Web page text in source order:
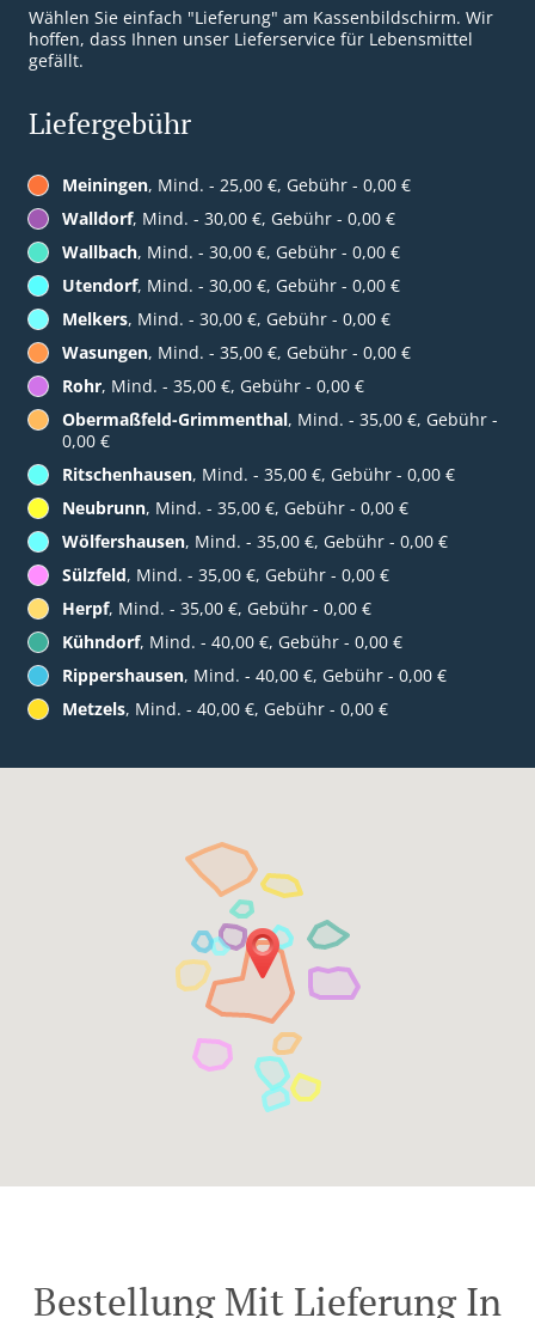
Wählen Sie einfach "Lieferung" am Kassenbildschirm. Wir
hoffen, dass Ihnen unser Lieferservice für Lebensmittel
gefällt.
Liefergebühr
Meiningen, Mind. - 25,00 €, Gebühr - 0,00 €
Walldorf, Mind. - 30,00 €, Gebühr - 0,00 €
Wallbach, Mind. - 30,00 €, Gebühr - 0,00 €
Utendorf, Mind. - 30,00 €, Gebühr - 0,00 €
Melkers, Mind. - 30,00 €, Gebühr - 0,00 €
Wasungen, Mind. - 35,00 €, Gebühr - 0,00 €
Rohr, Mind. - 35,00 €, Gebühr - 0,00 €
Obermaßfeld-Grimmenthal, Mind. - 35,00 €, Gebühr -
0,00 €
Ritschenhausen, Mind. - 35,00 €, Gebühr - 0,00 €
Neubrunn, Mind. - 35,00 €, Gebühr - 0,00 €
Wölfershausen, Mind. - 35,00 €, Gebühr - 0,00 €
Sülzfeld, Mind. - 35,00 €, Gebühr - 0,00 €
Herpf, Mind. - 35,00 €, Gebühr - 0,00 €
Kühndorf, Mind. - 40,00 €, Gebühr - 0,00 €
Rippershausen, Mind. - 40,00 €, Gebühr - 0,00 €
Metzels, Mind. - 40,00 €, Gebühr - 0,00 €
Bestellung Mit Lieferung In